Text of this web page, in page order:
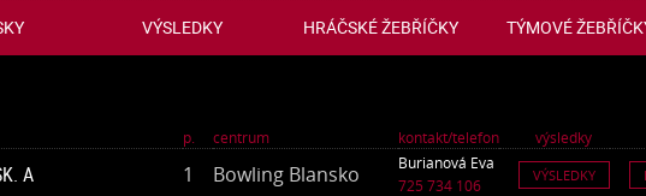
VÝSLEDKY HRÁČSKÉ ŽEBŘÍČKY TÝMOVÉ
p. centrum kontakt/telefon výsledky
A 1 Bowling Blansko
Burianová Eva
725 734 106
VÝSLEDKY